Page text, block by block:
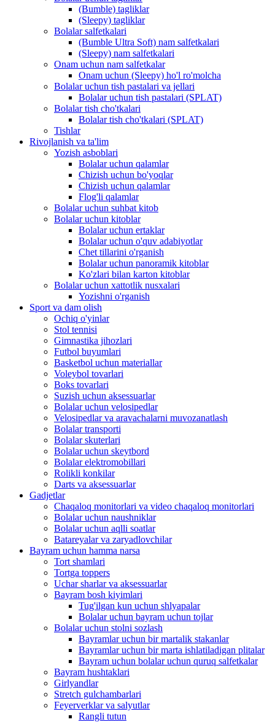
(Bumble) tagliklar
(Sleepy) tagliklar
Bolalar salfetkalari
(Bumble Ultra Soft) nam salfetkalari
(Sleepy) nam salfetkalari
Onam uchun nam salfetkalar
Onam uchun (Sleepy) ho'l ro'molcha
Bolalar uchun tish pastalari va jellari
Bolalar uchun tish pastalari (SPLAT)
Bolalar tish cho'tkalari
Bolalar tish cho'tkalari (SPLAT)
Tishlar
Rivojlanish va ta'lim
Yozish asboblari
Bolalar uchun qalamlar
Chizish uchun bo'yoqlar
Chizish uchun qalamlar
Flog'li qalamlar
Bolalar uchun suhbat kitob
Bolalar uchun kitoblar
Bolalar uchun ertaklar
Bolalar uchun o'quv adabiyotlar
Chet tillarini o'rganish
Bolalar uchun panoramik kitoblar
Ko'zlari bilan karton kitoblar
Bolalar uchun xattotlik nusxalari
Yozishni o'rganish
Sport va dam olish
Ochiq o'yinlar
Stol tennisi
Gimnastika jihozlari
Futbol buyumlari
Basketbol uchun materiallar
Voleybol tovarlari
Boks tovarlari
Suzish uchun aksessuarlar
Bolalar uchun velosipedlar
Velosipedlar va aravachalarni muvozanatlash
Bolalar transporti
Bolalar skuterlari
Bolalar uchun skeytbord
Bolalar elektromobillari
Rolikli konkilar
Darts va aksessuarlar
Gadjetlar
Chaqaloq monitorlari va video chaqaloq monitorlari
Bolalar uchun naushniklar
Bolalar uchun aqlli soatlar
Batareyalar va zaryadlovchilar
Bayram uchun hamma narsa
Tort shamlari
Tortga toppers
Uchar sharlar va aksessuarlar
Bayram bosh kiyimlari
Tug'ilgan kun uchun shlyapalar
Bolalar uchun bayram uchun tojlar
Bolalar uchun stolni sozlash
Bayramlar uchun bir martalik stakanlar
Bayramlar uchun bir marta ishlatiladigan plitalar
Bayram uchun bolalar uchun quruq salfetkalar
Bayram hushtaklari
Girlyandlar
Stretch gulchambarlari
Feyerverklar va salyutlar
Rangli tutun